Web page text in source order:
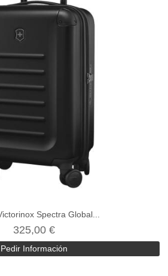
Spectra Global...
325,00 €
Pedir Información